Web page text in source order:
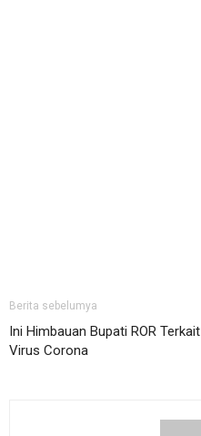
Berita sebelumya
Ini Himbauan Bupati ROR Terkait
Virus Corona